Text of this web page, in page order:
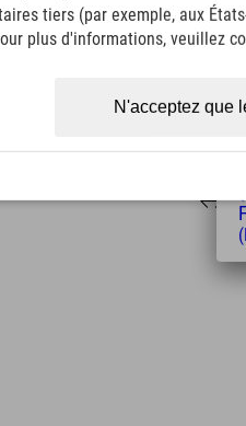
tiers (par exemple, aux
plus d'informations, veuillez
N'acceptez que